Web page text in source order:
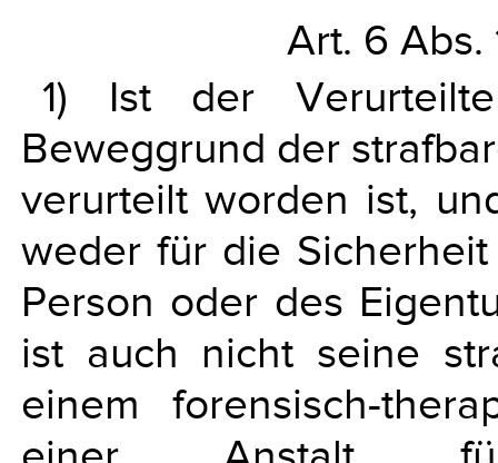
Art. 6 Abs.
1) Ist der
Beweggrund der
verurteilt worden ist,
weder für die
Person oder des
ist auch nicht seine
einem forensisch-